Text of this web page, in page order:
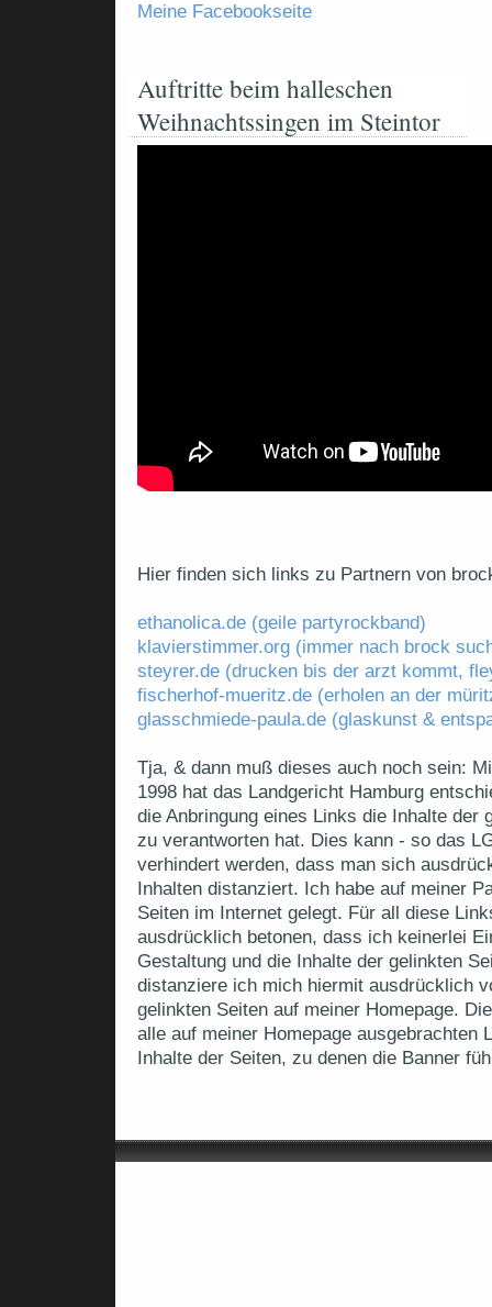
Meine Facebookseite
Auftritte beim halleschen
Weihnachtssingen im Steintor
Hier finden sich links zu Partnern von
ethanolica.de (geile partyrockband)
klavierstimmer.org (immer nach brock
steyrer.de (drucken bis der arzt kommt,
fischerhof-mueritz.de (erholen an der
glasschmiede-paula.de (glaskunst &
Tja, & dann muß dieses auch noch sein:
1998 hat das Landgericht Hamburg
die Anbringung eines Links die Inhalte der
zu verantworten hat. Dies kann - so das
verhindert werden, dass man sich
Inhalten distanziert. Ich habe auf meiner
Seiten im Internet gelegt. Für all diese
ausdrücklich betonen, dass ich keinerlei
Gestaltung und die Inhalte der gelinkten
distanziere ich mich hiermit ausdrücklich
gelinkten Seiten auf meiner Homepage.
alle auf meiner Homepage ausgebrachten
Inhalte der Seiten, zu denen die Banner